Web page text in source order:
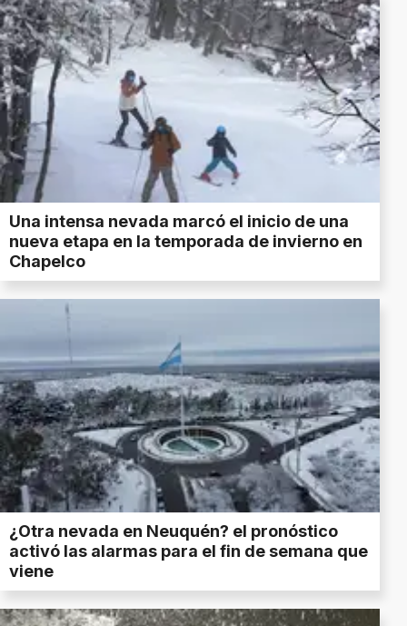
Una intensa nevada marcó el inicio de una
nueva etapa en la temporada de invierno en
Chapelco
¿Otra nevada en Neuquén? el pronóstico
activó las alarmas para el fin de semana que
viene